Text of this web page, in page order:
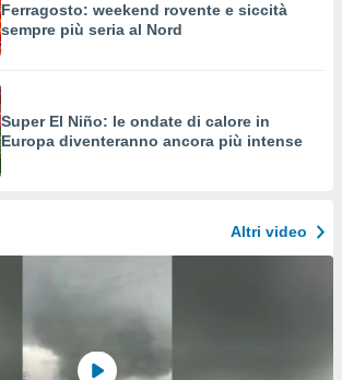
Ferragosto: weekend rovente e siccità
sempre più seria al Nord
Super El Niño: le ondate di calore in
Europa diventeranno ancora più intense
Altri video